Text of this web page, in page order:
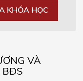
KHÓA HỌC
VÀ
BĐS